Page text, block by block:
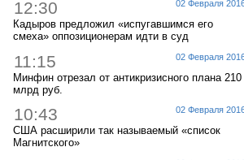
02 Февраля
12:30
Кадыров предложил «испугавшимся его
смеха» оппозиционерам идти в суд
02 Февраля
11:15
Минфин отрезал от антикризисного плана 210
млрд руб.
02 Февраля
10:43
США расширили так называемый «список
Магнитского»